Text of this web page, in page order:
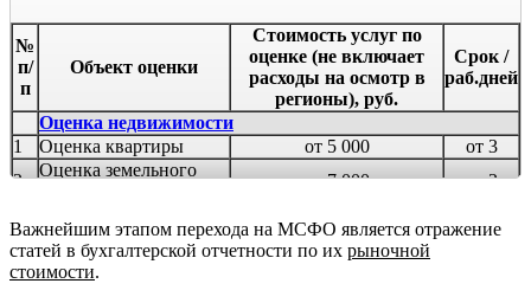
№
п/
п
Объект оценки
Стоимость услуг по
оценке (не включает
расходы на осмотр в
регионы), руб.
Срок /
раб.дней
Оценка недвижимости
1
Оценка квартиры от 5 000
от 3
2
Оценка земельного
от 7 000 от 3
3
дома
от 6 000 от 4
4
Оценка дома с
участком
Важнейшим этапом перехода на МСФО является отражение
статей в бухгалтерской отчетности по их рыночной
стоимости.